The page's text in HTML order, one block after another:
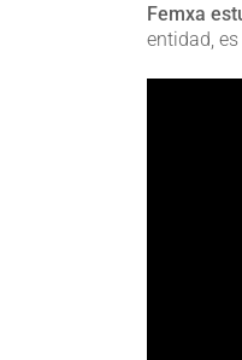
Femxa
entidad,